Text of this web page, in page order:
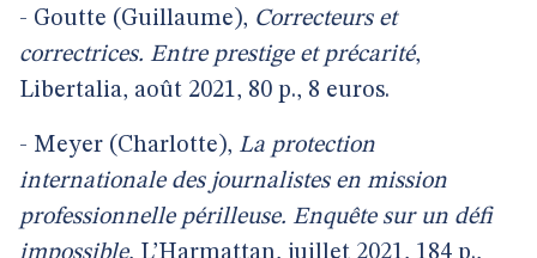
- Goutte (Guillaume), Correcteurs et
correctrices. Entre prestige et précarité,
Libertalia, août 2021, 80 p., 8 euros.
- Meyer (Charlotte), La protection
internationale des journalistes en mission
professionnelle périlleuse. Enquête sur un défi
impossible, L’Harmattan, juillet 2021, 184 p.,